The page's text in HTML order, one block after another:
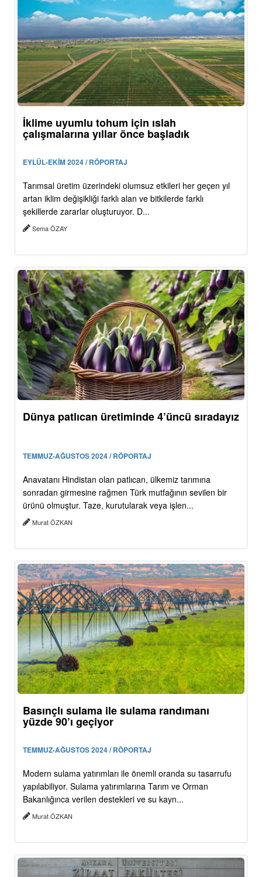
İklime uyumlu tohum için ıslah
çalışmalarına yıllar önce başladık
EYLÜL-EKİM 2024 / RÖPORTAJ
Tarımsal üretim üzerindeki olumsuz etkileri her geçen yıl
artan iklim değişikliği farklı alan ve bitkilerde farklı
şekillerde zararlar oluşturuyor. D...
Sema ÖZAY
Dünya patlıcan üretiminde 4’üncü sıradayız
TEMMUZ-AĞUSTOS 2024 / RÖPORTAJ
Anavatanı Hindistan olan patlıcan, ülkemiz tarımına
sonradan girmesine rağmen Türk mutfağının sevilen bir
ürünü olmuştur. Taze, kurutularak veya işlen...
Murat ÖZKAN
Basınçlı sulama ile sulama randımanı
yüzde 90’ı geçiyor
TEMMUZ-AĞUSTOS 2024 / RÖPORTAJ
Modern sulama yatırımları ile önemli oranda su tasarrufu
yapılabiliyor. Sulama yatırımlarına Tarım ve Orman
Bakanlığınca verilen destekleri ve su kayn...
Murat ÖZKAN